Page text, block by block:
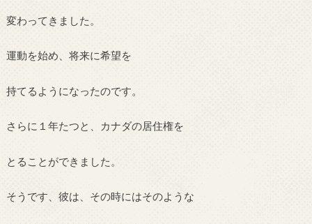
変わってきました。
運動を始め、将来に希望を
持てるようになったのです。
さらに１年たつと、カナダの居住権を
とることができました。
そうです、彼は、その時にはそのような